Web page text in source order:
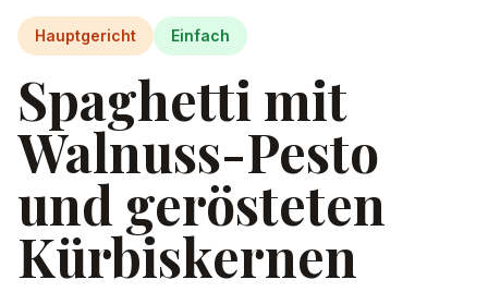
Hauptgericht Einfach
Spaghetti mit
Walnuss-Pesto
und gerösteten
Kürbiskernen